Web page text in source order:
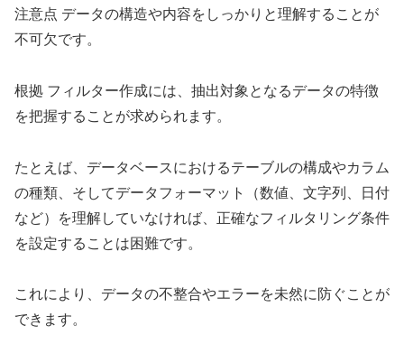
注意点 データの構造や内容をしっかりと理解することが
不可欠です。
根拠 フィルター作成には、抽出対象となるデータの特徴
を把握することが求められます。
たとえば、データベースにおけるテーブルの構成やカラム
の種類、そしてデータフォーマット（数値、文字列、日付
など）を理解していなければ、正確なフィルタリング条件
を設定することは困難です。
これにより、データの不整合やエラーを未然に防ぐことが
できます。